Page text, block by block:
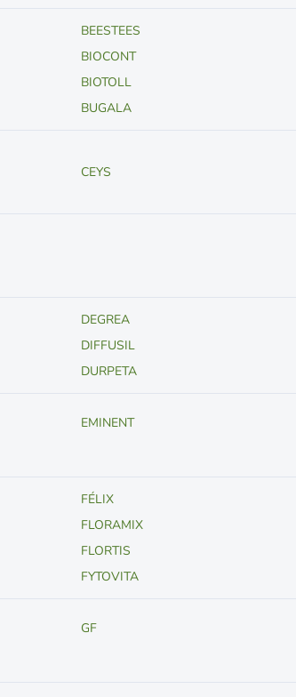
BEESTEES
BIOCONT
BIOTOLL
BUGALA
CEYS
DEGREA
DIFFUSIL
DURPETA
EMINENT
FÉLIX
FLORAMIX
FLORTIS
FYTOVITA
GF